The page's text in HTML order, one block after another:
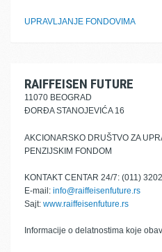
UPRAVLJANJE FONDOVIMA
RAIFFEISEN FUTURE
11070 BEOGRAD
ĐORĐA STANOJEVIĆA 16
AKCIONARSKO DRUŠTVO ZA
PENZIJSKIM FONDOM
KONTAKT CENTAR 24/7: (011)
E-mail: info@raiffeisenfuture.rs
Sajt: www.raiffeisenfuture.rs
Informacije o delatnostima koje